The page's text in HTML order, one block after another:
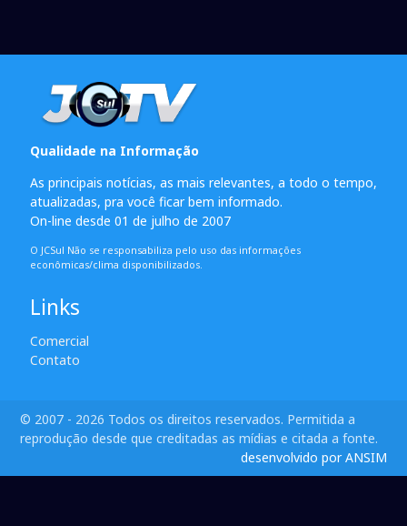
Qualidade na Informação
As principais notícias, as mais relevantes, a todo o tempo,
atualizadas, pra você ficar bem informado.
On-line desde 01 de julho de 2007
O JCSul Não se responsabiliza pelo uso das informações
econômicas/clima disponibilizados.
Links
Comercial
Contato
© 2007 - 2026 Todos os direitos reservados. Permitida a
reprodução desde que creditadas as mídias e citada a fonte.
desenvolvido por ANSIM